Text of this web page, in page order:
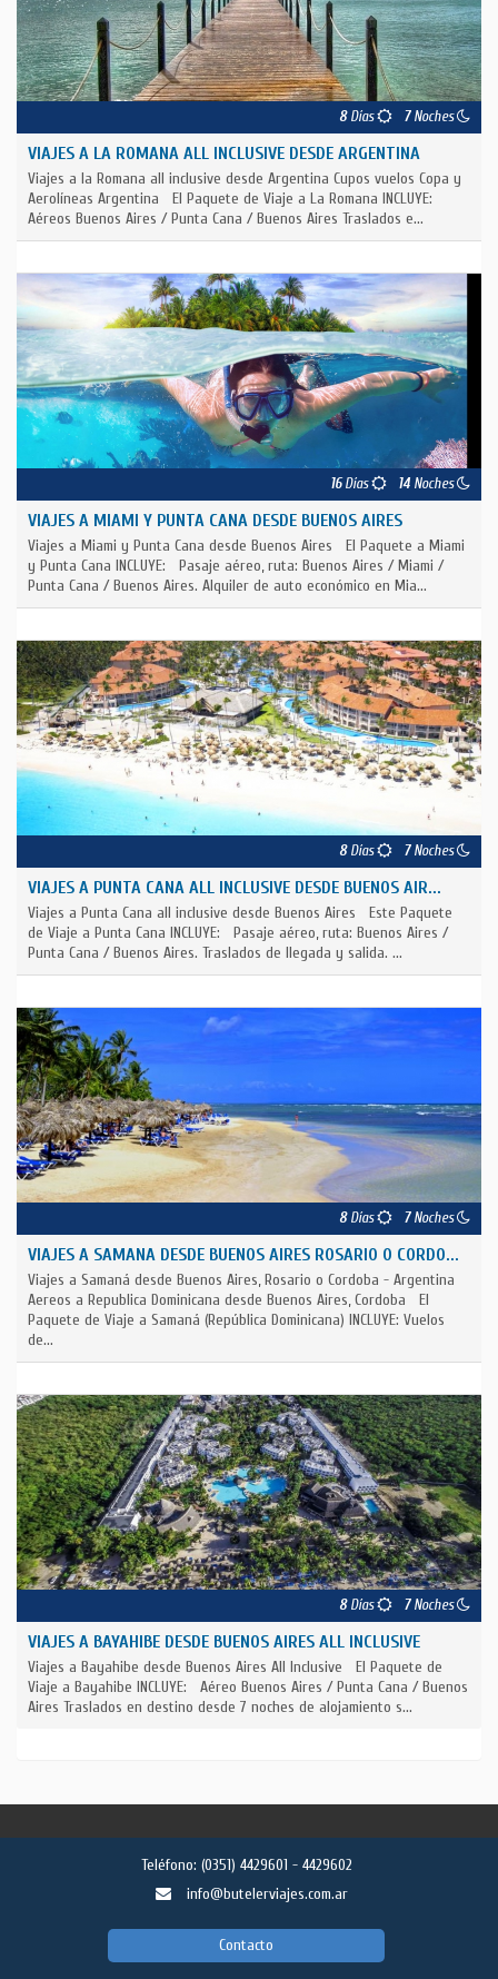
8Días 7Noches
VIAJES A LA ROMANA ALL INCLUSIVE DESDE ARGENTINA
Viajes a la Romana all inclusive desde Argentina Cupos vuelos Copa y
Aerolíneas Argentina El Paquete de Viaje a La Romana INCLUYE:
Aéreos Buenos Aires / Punta Cana / Buenos Aires Traslados e...
16Días 14 Noches
VIAJES A MIAMI Y PUNTA CANA DESDE BUENOS AIRES
Viajes a Miami y Punta Cana desde Buenos Aires El Paquete a Miami
y Punta Cana INCLUYE: Pasaje aéreo, ruta: Buenos Aires / Miami /
Punta Cana / Buenos Aires. Alquiler de auto económico en Mia...
8Días 7Noches
VIAJES A PUNTA CANA ALL INCLUSIVE DESDE BUENOS AIR...
Viajes a Punta Cana all inclusive desde Buenos Aires Este Paquete
de Viaje a Punta Cana INCLUYE: Pasaje aéreo, ruta: Buenos Aires /
Punta Cana / Buenos Aires. Traslados de llegada y salida. ...
8Días 7Noches
VIAJES A SAMANA DESDE BUENOS AIRES ROSARIO O CORDO...
Viajes a Samaná desde Buenos Aires, Rosario o Cordoba - Argentina
Aereos a Republica Dominicana desde Buenos Aires, Cordoba El
Paquete de Viaje a Samaná (República Dominicana) INCLUYE: Vuelos
de...
8Días 7Noches
VIAJES A BAYAHIBE DESDE BUENOS AIRES ALL INCLUSIVE
Viajes a Bayahibe desde Buenos Aires All Inclusive El Paquete de
Viaje a Bayahibe INCLUYE: Aéreo Buenos Aires / Punta Cana / Buenos
Aires Traslados en destino desde 7 noches de alojamiento s...
Teléfono: (0351) 4429601 - 4429602
info@butelerviajes.com.ar
Contacto